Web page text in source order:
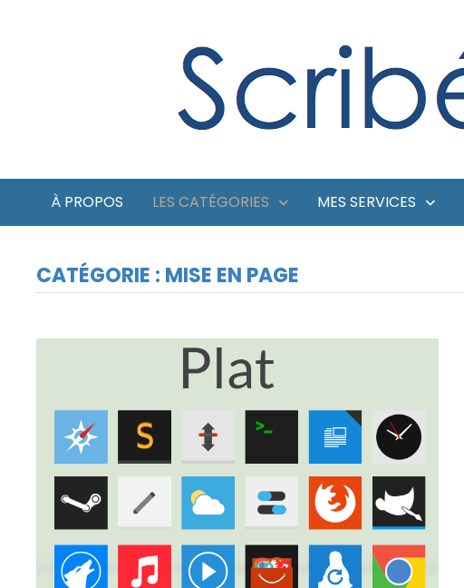
À PROPOS LES CATÉGORIES MES SERVICES
CATÉGORIE : MISE EN PAGE